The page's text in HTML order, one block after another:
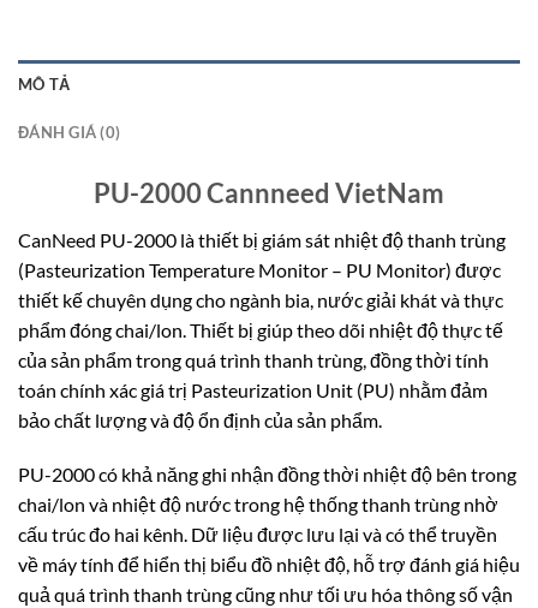
MÔ TẢ
ĐÁNH GIÁ (0)
PU-2000 Cannneed VietNam
CanNeed PU-2000 là thiết bị giám sát nhiệt độ thanh trùng
(Pasteurization Temperature Monitor – PU Monitor) được
thiết kế chuyên dụng cho ngành bia, nước giải khát và thực
phẩm đóng chai/lon. Thiết bị giúp theo dõi nhiệt độ thực tế
của sản phẩm trong quá trình thanh trùng, đồng thời tính
toán chính xác giá trị Pasteurization Unit (PU) nhằm đảm
bảo chất lượng và độ ổn định của sản phẩm.
PU-2000 có khả năng ghi nhận đồng thời nhiệt độ bên trong
chai/lon và nhiệt độ nước trong hệ thống thanh trùng nhờ
cấu trúc đo hai kênh. Dữ liệu được lưu lại và có thể truyền
về máy tính để hiển thị biểu đồ nhiệt độ, hỗ trợ đánh giá hiệu
quả quá trình thanh trùng cũng như tối ưu hóa thông số vận